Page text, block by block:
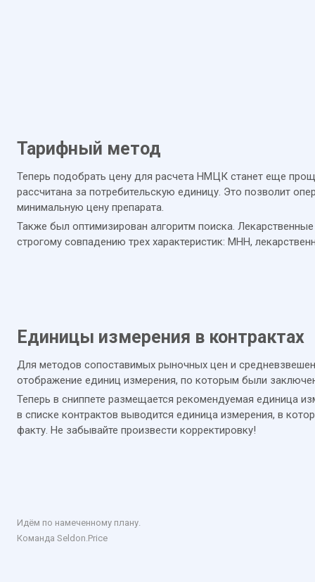
Тарифный метод
Теперь подобрать цену для расчета НМЦК станет еще
рассчитана за потребительскую единицу. Это позволит
минимальную цену препарата.
Также был оптимизирован алгоритм поиска.
строгому совпадению трех характеристик: МНН,
Единицы измерения в контрактах
Для методов сопоставимых рыночных цен и
отображение единиц измерения, по которым были
Теперь в сниппете размещается рекомендуемая единица
в списке контрактов выводится единица измерения, в
факту. Не забывайте произвести корректировку!
Идём по намеченному плану.
Команда Seldon.Price